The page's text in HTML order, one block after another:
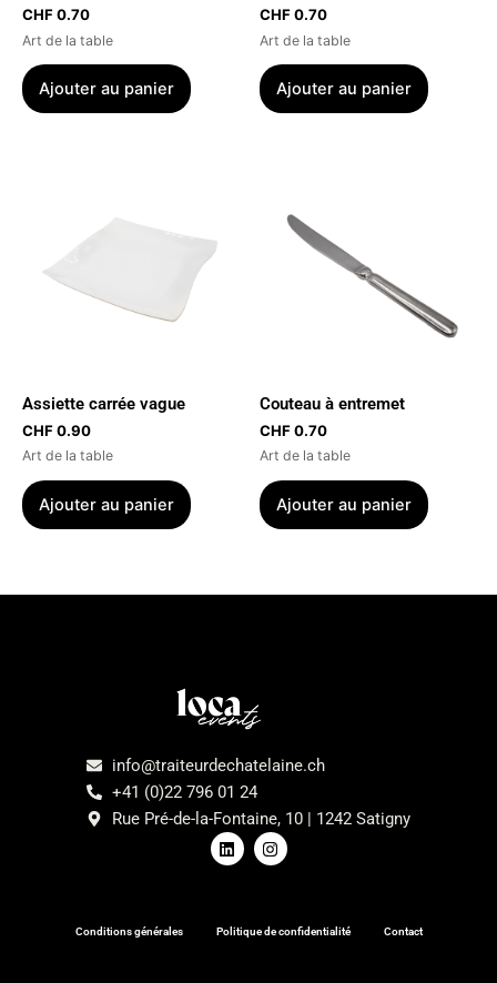
CHF0.70
Art de la table
Ajouter au panier
CHF0.70
Art de la table
Ajouter au panier
Assiette carrée vague
CHF0.90
Art de la table
Ajouter au panier
Couteau à entremet
CHF0.70
Art de la table
Ajouter au panier
info@traiteurdechatelaine.ch
+41 (0)22 796 01 24
Rue Pré-de-la-Fontaine, 10 | 1242 Satigny
L
i
n
d
i
I
n
s
g
r
Conditions générales Politique de confidentialité Contact